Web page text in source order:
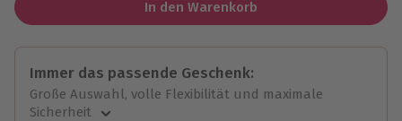
In den Warenkorb
Immer das passende Geschenk:
Große Auswahl, volle Flexibilität und maximale
Sicherheit